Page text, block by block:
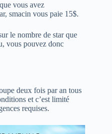
vous avez
smacin vous paie 15$.
le nombre de star que
vous pouvez donc
deux fois par an tous
et c’est limité
requises.